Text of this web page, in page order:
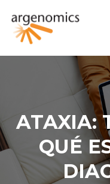
ATAXIA:
QUÉ